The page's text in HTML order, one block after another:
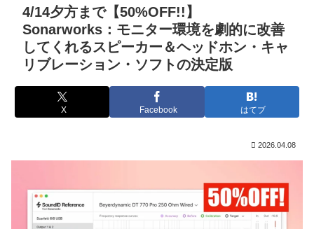
4/14夕方まで【50%OFF!!】
Sonarworks：モニター環境を劇的に改善
してくれるスピーカー＆ヘッドホン・キャ
リブレーション・ソフトの決定版
X Facebook はてブ
2026.04.08